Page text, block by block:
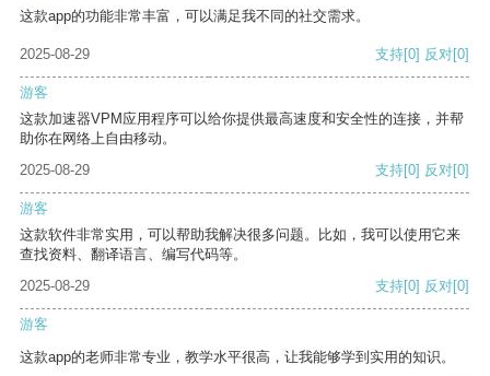
这款app的功能非常丰富，可以满足我不同的社交需求。
2025-08-29 支持[0] 反对[0]
游客
这款加速器VPM应用程序可以给你提供最高速度和安全性的连接，并帮
助你在网络上自由移动。
2025-08-29
支持[0] 反对[0]
游客
这款软件非常实用，可以帮助我解决很多问题。比如，我可以使用它来
查找资料、翻译语言、编写代码等。
2025-08-29
支持[0] 反对[0]
游客
这款app的老师非常专业，教学水平很高，让我能够学到实用的知识。